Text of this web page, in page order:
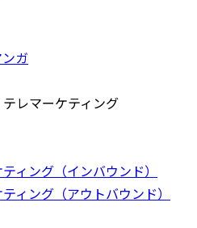
ガ
レマーケティング
ィング（インバウンド）
ィング（アウトバウンド）